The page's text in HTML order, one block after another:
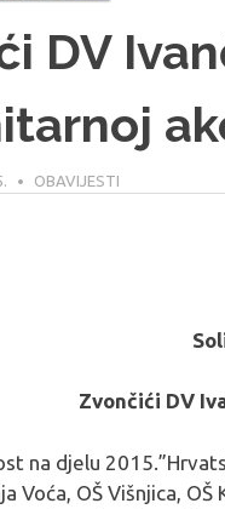
DV
MODERATOR
OBAVIJESTI
Zvončići DV
na djelu
Voća, OŠ Višnjica,